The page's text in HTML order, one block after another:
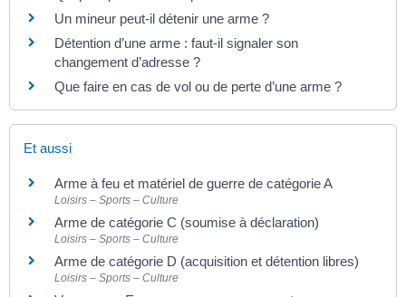
Un mineur peut-il détenir une arme ?
Détention d’une arme : faut-il signaler son
changement d’adresse ?
Que faire en cas de vol ou de perte d’une arme ?
Et aussi
Arme à feu et matériel de guerre de catégorie A
Loisirs – Sports – Culture
Arme de catégorie C (soumise à déclaration)
Loisirs – Sports – Culture
Arme de catégorie D (acquisition et détention libres)
Loisirs – Sports – Culture